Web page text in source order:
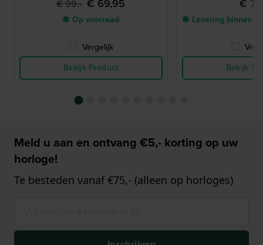
€ 99,- € 69,95
● Op voorraad
Vergelijk
Bekijk Product
€
● Levering binnen
Bekijk
Meld u aan en ontvang €5,- korting op uw
horloge!
Te besteden vanaf €75,- (alleen op horloges)